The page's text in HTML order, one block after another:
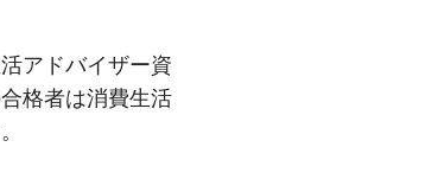
アドバイザー資
格者は消費生活